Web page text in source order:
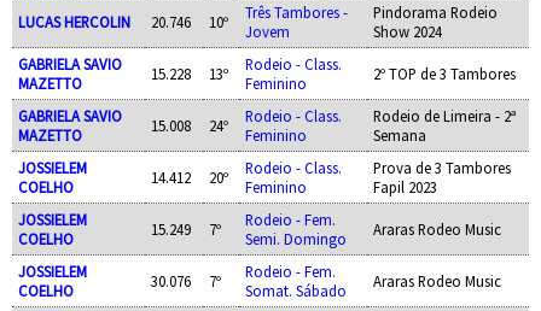
LUCAS HERCOLIN 20.746 10º
Três Tambores -
Jovem
Pindorama Rodeio
Show 2024
GABRIELA SAVIO
MAZETTO
15.228 13º
Rodeio - Class.
Feminino
2º TOP de 3 Tambores
GABRIELA SAVIO
MAZETTO
15.008 24º
Rodeio - Class.
Feminino
Rodeio de Limeira - 2ª
Semana
JOSSIELEM
COELHO
14.412 20º
Rodeio - Class.
Feminino
Prova de 3 Tambores
Fapil 2023
JOSSIELEM
COELHO
15.249 7º
Rodeio - Fem.
Semi. Domingo
Araras Rodeo Music
JOSSIELEM
COELHO
30.076 7º
Rodeio - Fem.
Somat. Sábado
Araras Rodeo Music